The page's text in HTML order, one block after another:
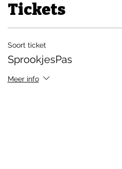
Tickets
Soort ticket
SprookjesPas
Meer info